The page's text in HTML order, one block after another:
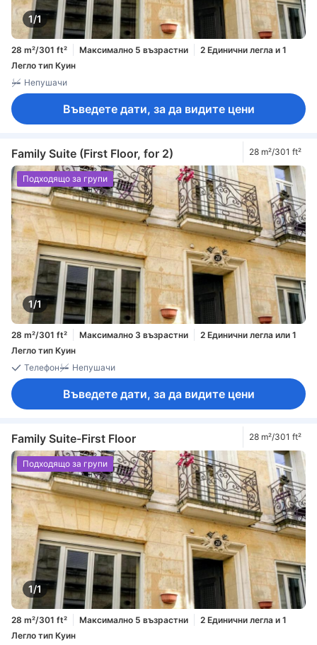
1/1
28 m²/301 ft² Максимално 5 възрастни
2 Единични легла и 1
Легло тип Куин
Непушачи
Въведете дати, за да видите цени
Family Suite (First Floor, for 2) 28 m²/301 ft²
1/1
Подходящо за групи
28 m²/301 ft² Максимално 3 възрастни
2 Единични легла или 1
Легло тип Куин
Телефон
Непушачи
Въведете дати, за да видите цени
Family Suite-First Floor 28 m²/301 ft²
1/1
Подходящо за групи
28 m²/301 ft² Максимално 5 възрастни
2 Единични легла и 1
Легло тип Куин